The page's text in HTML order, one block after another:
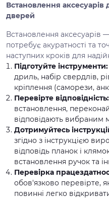
Встановлення аксесуарів
дверей
Встановлення аксесуарів
потребує акуратності та
наступних кроків для
Підготуйте інструменти:
дриль, набір свердлів,
кріплення (саморези,
Перевірте відповідність:
встановлення,
відповідають вибраним
Дотримуйтесь
згідно з інструкцією
відповідь планок і
встановлення ручок та
Перевірка
обов'язково перевірте,
повинні легко